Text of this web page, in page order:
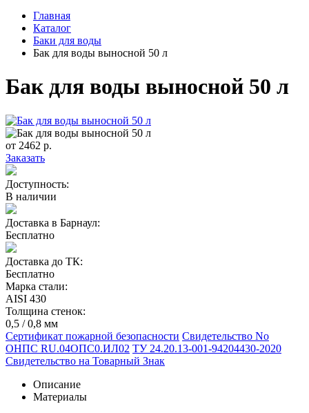
Главная
Каталог
Баки для воды
Бак для воды выносной 50 л
Бак для воды выносной 50 л
от 2462 р.
Заказать
Доступность:
В наличии
Доставка в Барнаул:
Бесплатно
Доставка до ТК:
Бесплатно
Марка стали:
AISI 430
Толщина стенок:
0,5 / 0,8 мм
Сертификат пожарной безопасности Свидетельство No
ОНПС RU.04ОПС0.ИЛ02 ТУ 24.20.13-001-94204430-2020
Свидетельство на Товарный Знак
Описание
Материалы